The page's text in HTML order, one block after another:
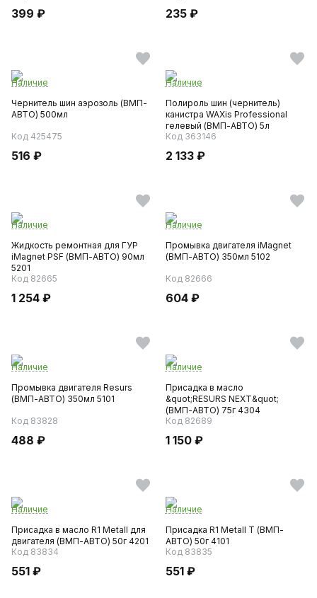
399 ₽ 235 ₽
Наличие
Чернитель шин аэрозоль (ВМП-
АВТО) 500мл
Код 425475
516 ₽
Наличие
Полироль шин (чернитель)
канистра WAXis Professional
гелевый (ВМП-АВТО) 5л
Код 363146
2 133 ₽
Наличие
Жидкость ремонтная для ГУР
iMagnet PSF (ВМП-АВТО) 90мл
5201
Код 82665
1 254 ₽
Наличие
Промывка двигателя iMagnet
(ВМП-АВТО) 350мл 5102
Код 82666
604 ₽
Наличие
Промывка двигателя Resurs
(ВМП-АВТО) 350мл 5101
Код 83828
488 ₽
Наличие
Присадка в масло
&quot;RESURS NEXT&quot;
(ВМП-АВТО) 75г 4304
Код 82689
1 150 ₽
Наличие
Присадка в масло R1 Metall для
двигателя (ВМП-АВТО) 50г 4201
Код 83834
551 ₽
Наличие
Присадка R1 Metall T (ВМП-
АВТО) 50г 4101
Код 83835
551 ₽